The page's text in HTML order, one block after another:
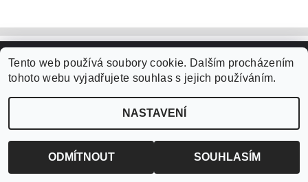
2026 © WANTED SPORT PARDUBICE , všechna práva vyhrazenaUpravit nastavení
Vytvořil Shoptet
Tento web používá soubory cookie. Dalším procházením
tohoto webu vyjadřujete souhlas s jejich používáním.
NASTAVENÍ
ODMÍTNOUT SOUHLASÍM